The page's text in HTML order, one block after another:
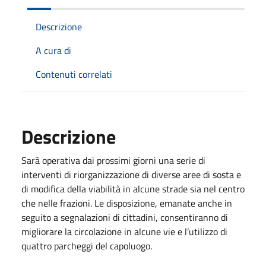
Descrizione
A cura di
Contenuti correlati
Descrizione
Sarà operativa dai prossimi giorni una serie di
interventi di riorganizzazione di diverse aree di sosta e
di modifica della viabilità in alcune strade sia nel centro
che nelle frazioni. Le disposizione, emanate anche in
seguito a segnalazioni di cittadini, consentiranno di
migliorare la circolazione in alcune vie e l’utilizzo di
quattro parcheggi del capoluogo.